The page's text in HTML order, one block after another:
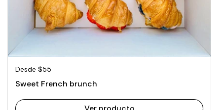
Precio normal
Desde $55
Sweet French brunch